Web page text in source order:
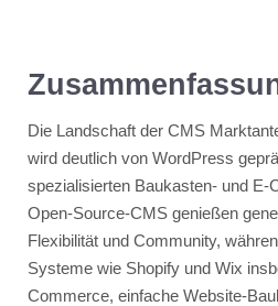
Die Landschaft der CMS
wird deutlich von WordPress
spezialisierten Baukasten- und E-
Open-Source-CMS genießen
Flexibilität und Community,
Systeme wie Shopify und Wix
Commerce, einfache Website-